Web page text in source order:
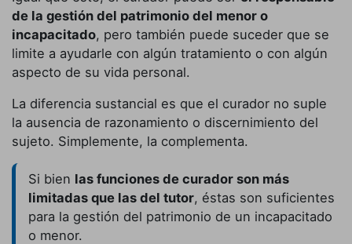
de la gestión del patrimonio del menor o
incapacitado, pero también puede suceder que se
limite a ayudarle con algún tratamiento o con algún
aspecto de su vida personal.
La diferencia sustancial es que el curador no suple
la ausencia de razonamiento o discernimiento del
sujeto. Simplemente, la complementa.
Si bien las funciones de curador son más
limitadas que las del tutor, éstas son suficientes
para la gestión del patrimonio de un incapacitado
o menor.